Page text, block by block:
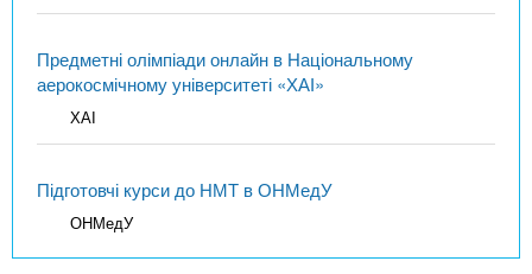
Предметні олімпіади онлайн в Національному
аерокосмічному університеті «ХАІ»
ХАІ
Підготовчі курси до НМТ в ОНМедУ
ОНМедУ